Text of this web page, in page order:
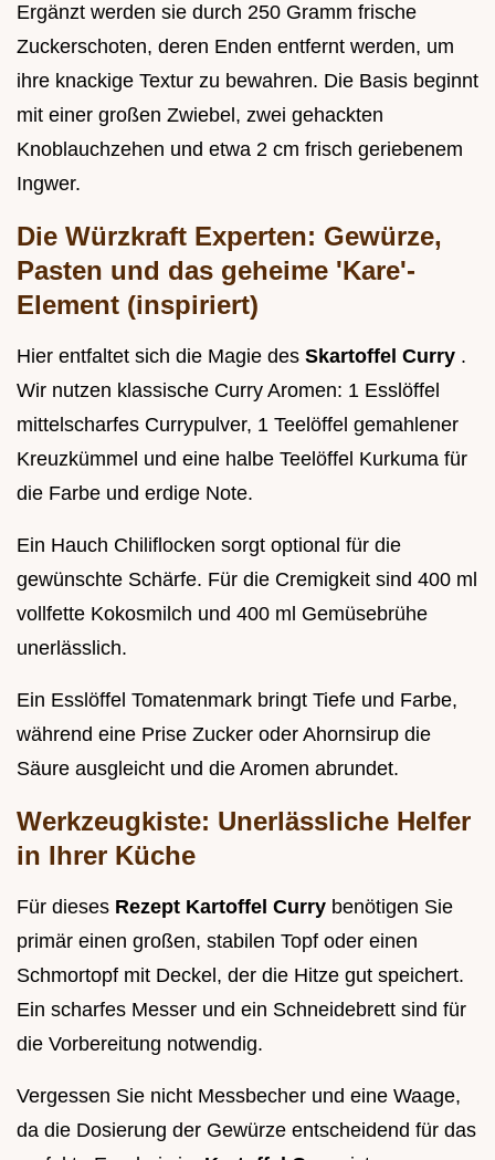
Ergänzt werden sie durch 250 Gramm frische
Zuckerschoten, deren Enden entfernt werden, um
ihre knackige Textur zu bewahren. Die Basis beginnt
mit einer großen Zwiebel, zwei gehackten
Knoblauchzehen und etwa 2 cm frisch geriebenem
Ingwer.
Die Würzkraft Experten: Gewürze,
Pasten und das geheime 'Kare'-
Element (inspiriert)
Hier entfaltet sich die Magie des Skartoffel Curry .
Wir nutzen klassische Curry Aromen: 1 Esslöffel
mittelscharfes Currypulver, 1 Teelöffel gemahlener
Kreuzkümmel und eine halbe Teelöffel Kurkuma für
die Farbe und erdige Note.
Ein Hauch Chiliflocken sorgt optional für die
gewünschte Schärfe. Für die Cremigkeit sind 400 ml
vollfette Kokosmilch und 400 ml Gemüsebrühe
unerlässlich.
Ein Esslöffel Tomatenmark bringt Tiefe und Farbe,
während eine Prise Zucker oder Ahornsirup die
Säure ausgleicht und die Aromen abrundet.
Werkzeugkiste: Unerlässliche Helfer
in Ihrer Küche
Für dieses Rezept Kartoffel Curry benötigen Sie
primär einen großen, stabilen Topf oder einen
Schmortopf mit Deckel, der die Hitze gut speichert.
Ein scharfes Messer und ein Schneidebrett sind für
die Vorbereitung notwendig.
Vergessen Sie nicht Messbecher und eine Waage,
da die Dosierung der Gewürze entscheidend für das